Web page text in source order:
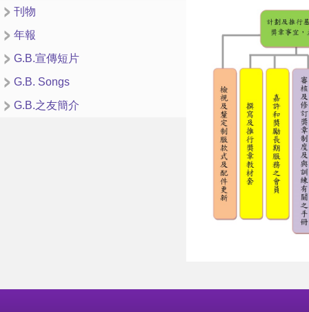
刊物
年報
G.B.宣傳短片
G.B. Songs
G.B.之友簡介